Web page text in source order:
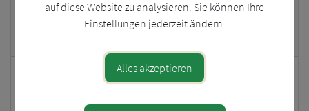
Geschäftsführer/
Geschäftsführerin
Raiffeisenkasse Haidershofen
auf diese Website zu analysieren. Sie können Ihre
Einstellungen jederzeit ändern.
Alles akzeptieren